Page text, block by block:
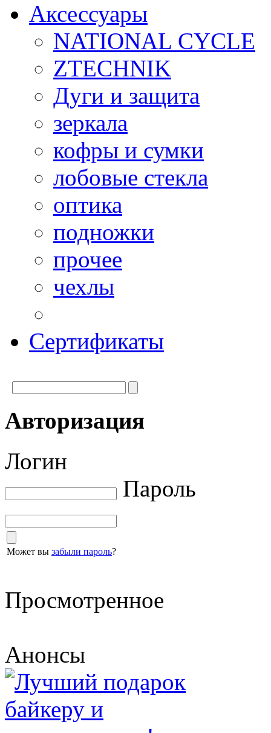
Аксессуары
NATIONAL CYCLE
ZTECHNIK
Дуги и защита
зеркала
кофры и сумки
лобовые стекла
оптика
подножки
прочее
чехлы
Сертификаты
Авторизация
Логин
Пароль
Может вы забыли пароль?
Просмотренное
Анонсы